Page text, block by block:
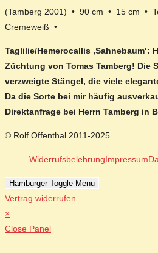
(Tamberg 2001) • 90 cm • 15 cm •
Cremeweiß •
Taglilie/Hemerocallis ‚Sahnebaum‘:
Züchtung von Tomas Tamberg! Die
verzweigte Stängel, die viele
Da die Sorte bei mir häufig
Direktanfrage bei Herrn Tamberg in
© Rolf Offenthal 2011-2025
WiderrufsbelehrungImpressum
Hamburger Toggle Menu
Vertrag widerrufen
×
Close Panel